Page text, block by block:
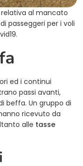
relativa al mancato
passeggeri per i voli
ed i continui
passi avanti,
beffa. Un gruppo di
ricevuto da
alle tasse